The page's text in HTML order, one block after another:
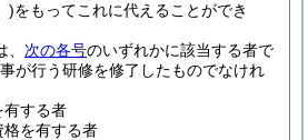
)をもってこれに代えることができ
次の各号のいずれかに該当する者で
が行う研修を修了したものでなけれ
有する者
を有する者